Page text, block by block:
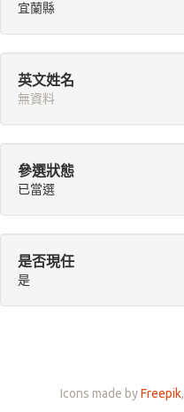
宜蘭縣
英文姓名
無資料
參選狀態
已當選
是否現任
是
Icons made byFreepik,